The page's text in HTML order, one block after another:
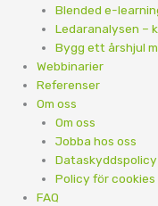
Blended e-
Ledaranalysen –
Bygg ett årshjul
Webbinarier
Referenser
Om oss
Om oss
Jobba hos oss
Dataskyddspolicy
Policy för cookies
FAQ